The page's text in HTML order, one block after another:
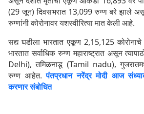
(29 जून) दिवसभरात 13,099 रुग्ण बरे झाले
रुग्णांनी कोरोनावर यशस्वीरित्या मात केली आहे.
सद्य घडीला भारतात एकूण 2,15,125
भारतात सर्वाधिक रुग्ण महाराष्ट्रात असून
Delhi), तमिळनाडू (Tamil nadu),
रुग्ण आहेत.पंतप्रधान नरेंद्र मोदी आज
करणार संबोधित